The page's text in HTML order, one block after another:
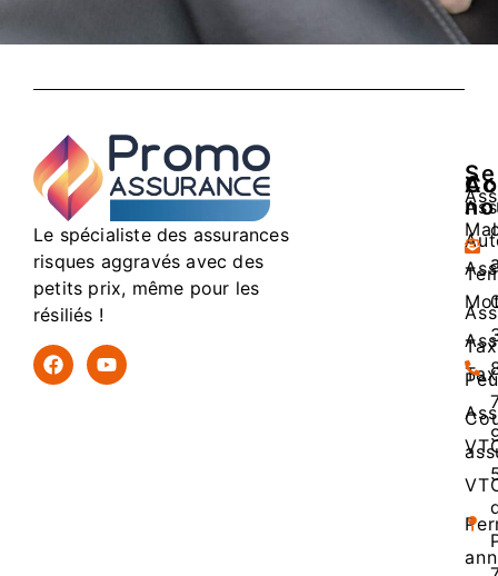
Le spécialiste des assurances
risques aggravés avec des
petits prix, même pour les
résiliés !